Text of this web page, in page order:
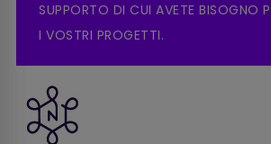
SUPPORTO DI CUI AVETE BISOGNO
I VOSTRI PROGETTI.